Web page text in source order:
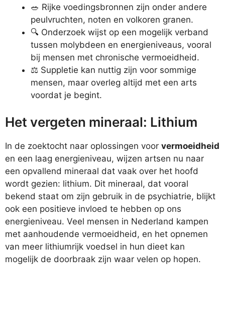
🥗 Rijke voedingsbronnen zijn onder andere
peulvruchten, noten en volkoren granen.
🔍 Onderzoek wijst op een mogelijk verband
tussen molybdeen en energieniveaus, vooral
bij mensen met chronische vermoeidheid.
⚖️ Suppletie kan nuttig zijn voor sommige
mensen, maar overleg altijd met een arts
voordat je begint.
Het vergeten mineraal: Lithium
In de zoektocht naar oplossingen voor vermoeidheid
en een laag energieniveau, wijzen artsen nu naar
een opvallend mineraal dat vaak over het hoofd
wordt gezien: lithium. Dit mineraal, dat vooral
bekend staat om zijn gebruik in de psychiatrie, blijkt
ook een positieve invloed te hebben op ons
energieniveau. Veel mensen in Nederland kampen
met aanhoudende vermoeidheid, en het opnemen
van meer lithiumrijk voedsel in hun dieet kan
mogelijk de doorbraak zijn waar velen op hopen.